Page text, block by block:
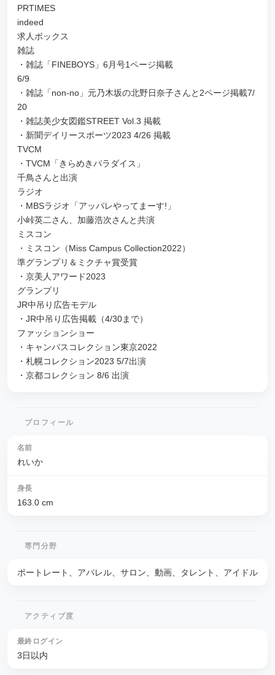
PRTIMES
indeed
求人ボックス
雑誌
・雑誌「FINEBOYS」6月号1ページ掲載
6/9
・雑誌「non-no」元乃木坂の北野日奈子さんと2ページ掲載7/
20
・雑誌美少女図鑑STREET Vol.3 掲載
・新聞デイリースポーツ2023 4/26 掲載
TVCM
・TVCM「きらめきパラダイス」
千鳥さんと出演
ラジオ
・MBSラジオ「アッパレやってまーす!」
小峠英二さん、加藤浩次さんと共演
ミスコン
・ミスコン（Miss Campus Collection2022）
準グランプリ＆ミクチャ賞受賞
・京美人アワード2023
グランプリ
JR中吊り広告モデル
・JR中吊り広告掲載（4/30まで）
ファッションショー
・キャンパスコレクション東京2022
・札幌コレクション2023 5/7出演
・京都コレクション 8/6 出演
プロフィール
名前
れいか
身長
163.0 cm
専門分野
ポートレート、アパレル、サロン、動画、タレント、アイドル
アクティブ度
最終ログイン
3日以内